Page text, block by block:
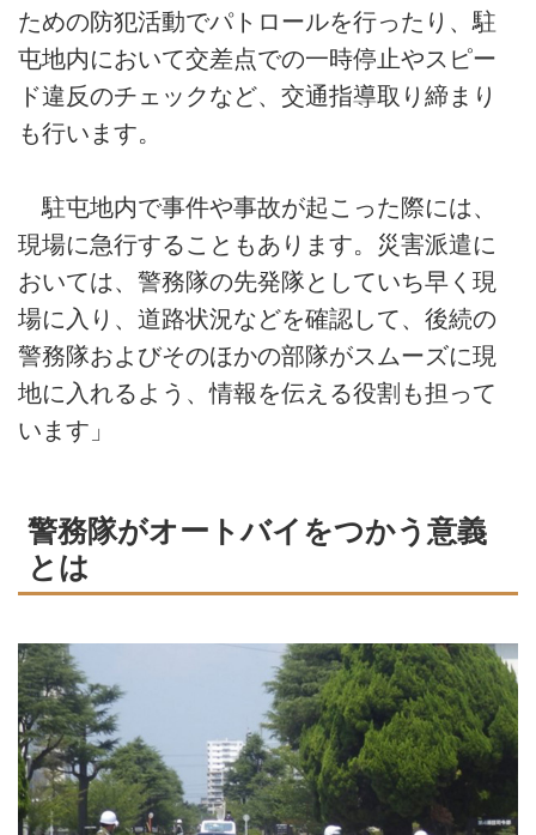
ための防犯活動でパトロールを行ったり、駐
屯地内において交差点での一時停止やスピー
ド違反のチェックなど、交通指導取り締まり
も行います。
駐屯地内で事件や事故が起こった際には、
現場に急行することもあります。災害派遣に
おいては、警務隊の先発隊としていち早く現
場に入り、道路状況などを確認して、後続の
警務隊およびそのほかの部隊がスムーズに現
地に入れるよう、情報を伝える役割も担って
います」
警務隊がオートバイをつかう意義
とは